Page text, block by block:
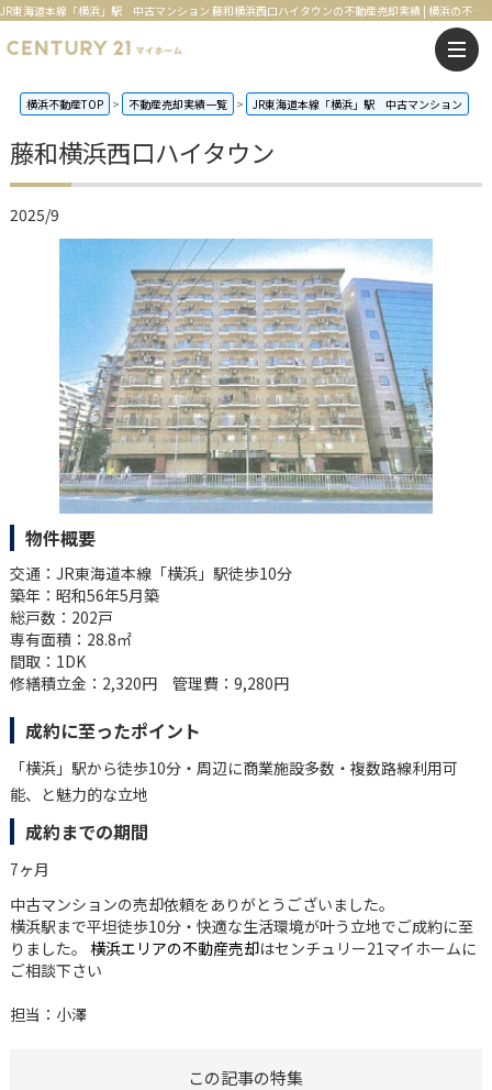
JR東海道本線「横浜」駅 中古マンション 藤和横浜西口ハイタウンの不動産売却実績 | 横浜の不動産はセンチュリー21マイホーム
横浜不動産TOP 不動産売却実績一覧 JR東海道本線「横浜」駅 中古マンション
藤和横浜西口ハイタウン
2025/9
物件概要
交通：JR東海道本線「横浜」駅徒歩10分
築年：昭和56年5月築
総戸数：202戸
専有面積：28.8㎡
間取：1DK
修繕積立金：2,320円 管理費：9,280円
成約に至ったポイント
「横浜」駅から徒歩10分・周辺に商業施設多数・複数路線利用可
能、と魅力的な立地
成約までの期間
7ヶ月
中古マンションの売却依頼をありがとうございました。
横浜駅まで平坦徒歩10分・快適な生活環境が叶う立地でご成約に至
りました。 横浜エリアの不動産売却はセンチュリー21マイホームに
ご相談下さい
担当：小澤
この記事の特集